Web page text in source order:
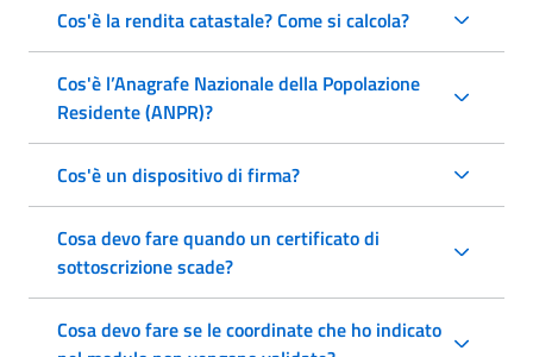
Cos'è la rendita catastale? Come si calcola?
Cos'è l’Anagrafe Nazionale della Popolazione
Residente (ANPR)?
Cos'è un dispositivo di firma?
Cosa devo fare quando un certificato di
sottoscrizione scade?
Cosa devo fare se le coordinate che ho indicato